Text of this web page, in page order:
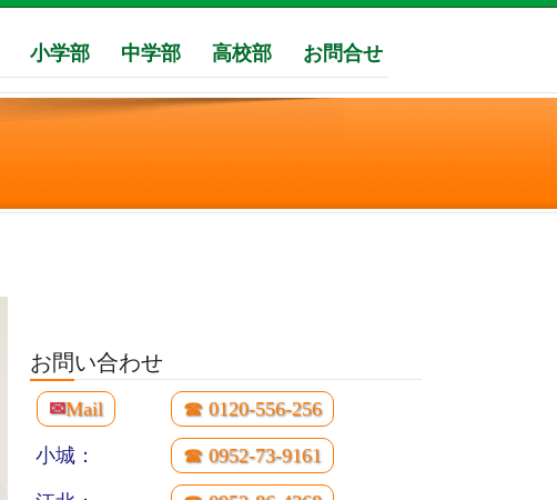
小学部 中学部 高校部 お問合せ
お問い合わせ
✉Mail ☎ 0120-556-256
小城： ☎ 0952-73-9161